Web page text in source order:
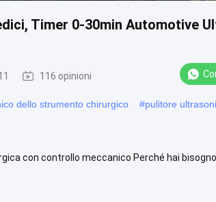
Timer 0-30min Automotive
116 opinioni
dello strumento chirurgico #pulitore
con controllo meccanico Perché hai